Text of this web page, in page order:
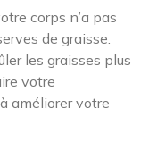
corps n’a pas
de graisse.
les graisses plus
votre
améliorer votre